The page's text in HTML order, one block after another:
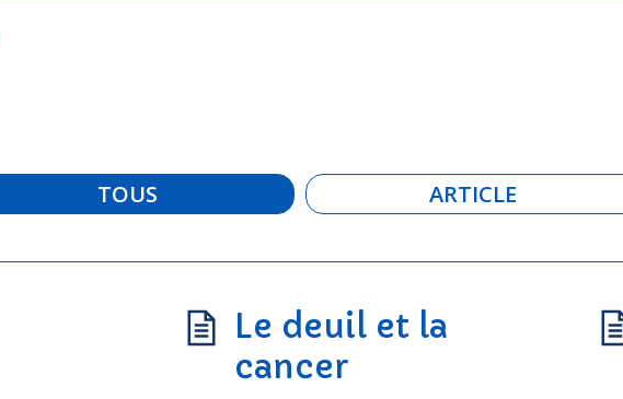
TOUS ARTICLE
Le deuil et la
cancer